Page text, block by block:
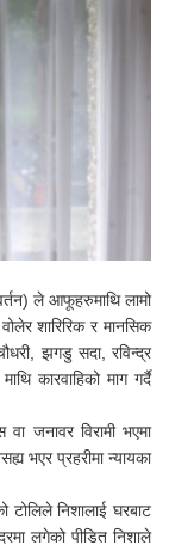
ले आफूहरुमाथि लामो
शारिरिक र मानसिक
झगडु सदा, रविन्द्र
कारवाहिको माग गर्दै
जनावर विरामी भएमा
भएर प्रहरीमा न्यायका
टोलिले निशालाई घरबाट
लगेको पीडित निशाले